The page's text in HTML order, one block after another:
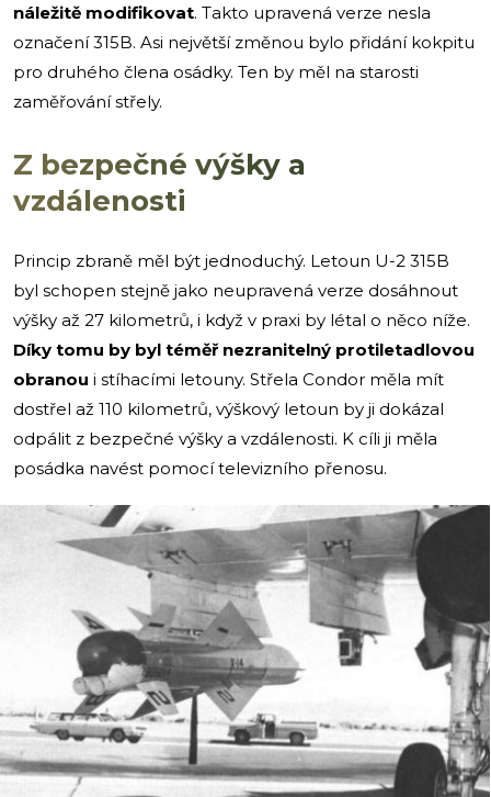
náležitě modifikovat. Takto upravená verze nesla
označení 315B. Asi největší změnou bylo přidání kokpitu
pro druhého člena osádky. Ten by měl na starosti
zaměřování střely.
Z bezpečné výšky a
vzdálenosti
Princip zbraně měl být jednoduchý. Letoun U-2 315B
byl schopen stejně jako neupravená verze dosáhnout
výšky až 27 kilometrů, i když v praxi by létal o něco níže.
Díky tomu by byl téměř nezranitelný protiletadlovou
obranou i stíhacími letouny. Střela Condor měla mít
dostřel až 110 kilometrů, výškový letoun by ji dokázal
odpálit z bezpečné výšky a vzdálenosti. K cíli ji měla
posádka navést pomocí televizního přenosu.